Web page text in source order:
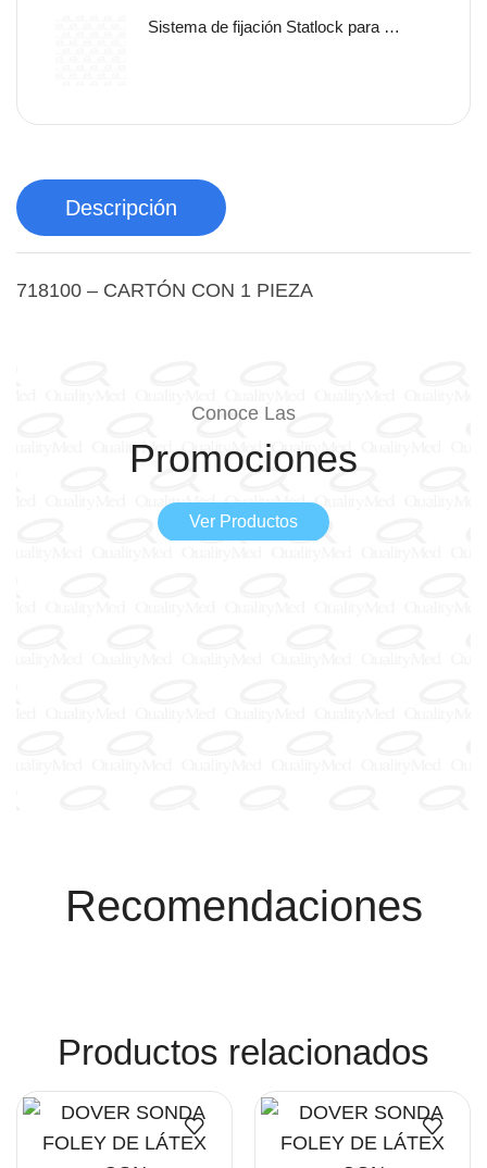
Sistema de fijación Statlock para sonda nasogástrica y sondas de alimentación enteral, tamaño pediátrico, libre de latex.
Descripción
718100 – CARTÓN CON 1 PIEZA
Conoce Las
Promociones
Ver Productos
Recomendaciones
Productos relacionados